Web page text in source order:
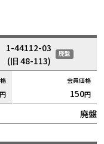
1-44112-03
(旧 48-113)
廃盤
円 150円
廃盤